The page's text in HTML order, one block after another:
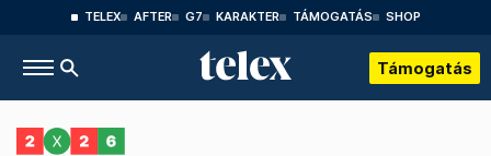
TELEX AFTER G7 KARAKTER TÁMOGATÁS SHOP
Támogatás